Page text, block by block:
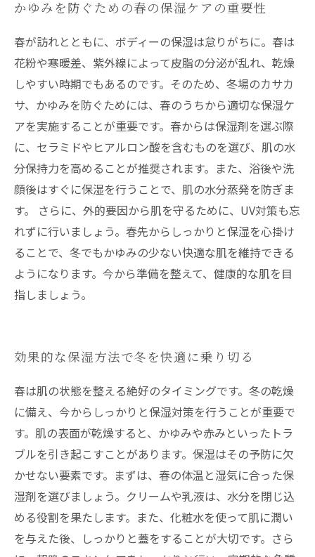
かゆみを防ぐための春の保湿ケアの重要性
春が訪れとともに、ボディーの保湿は怠りがちに。春は
花粉や寒暖差、紫外線によって皮脂の分泌が乱れ、乾燥
しやすい時期でもあるのです。そのため、冬場のカサカ
サ、かゆみを防ぐためには、春のうちから適切な保湿ケ
アを実施することが重要です。春からは保湿剤を選ぶ際
に、セラミドやヒアルロン酸を含むものを選び、肌の水
分保持力を高めることが推奨されます。また、浴後や洗
顔後はすぐに保湿を行うことで、肌の水分蒸発を防ぎま
す。 さらに、外的要因から肌を守るために、UV対策も忘
れずに行いましょう。春先からしっかりと保湿を心掛け
ることで、冬でもかゆみの少ない快適な肌を維持できる
ようになります。今から準備を整えて、健康的な肌を目
指しましょう。
効果的な保湿方法で冬を快適に乗り切る
春は肌の状態を整える絶好のタイミングです。冬の乾燥
に備え、今からしっかりと保湿対策を行うことが重要で
す。肌の表面が乾燥すると、かゆみや赤みといったトラ
ブルを引き起こすことがあります。保湿はその予防に欠
かせない要素です。まずは、春の体温と湿気に合った保
湿剤を選びましょう。クリームや乳液は、水分を閉じ込
める役割を果たします。また、化粧水を使って肌に潤い
を与えた後、しっかりと蓋をすることが大切です。さら